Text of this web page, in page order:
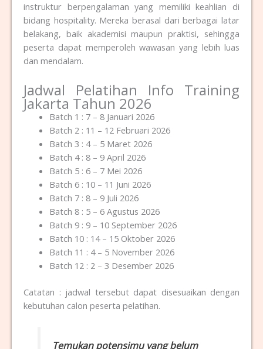
instruktur berpengalaman yang memiliki keahlian di
bidang hospitality. Mereka berasal dari berbagai latar
belakang, baik akademisi maupun praktisi, sehingga
peserta dapat memperoleh wawasan yang lebih luas
dan mendalam.
Jadwal Pelatihan Info Training
Jakarta Tahun 2026
Batch 1 : 7 – 8 Januari 2026
Batch 2 : 11 – 12 Februari 2026
Batch 3 : 4 – 5 Maret 2026
Batch 4 : 8 – 9 April 2026
Batch 5 : 6 – 7 Mei 2026
Batch 6 : 10 – 11 Juni 2026
Batch 7 : 8 – 9 Juli 2026
Batch 8 : 5 – 6 Agustus 2026
Batch 9 : 9 – 10 September 2026
Batch 10 : 14 – 15 Oktober 2026
Batch 11 : 4 – 5 November 2026
Batch 12 : 2 – 3 Desember 2026
Catatan : jadwal tersebut dapat disesuaikan dengan
kebutuhan calon peserta pelatihan.
Temukan potensimu yang belum